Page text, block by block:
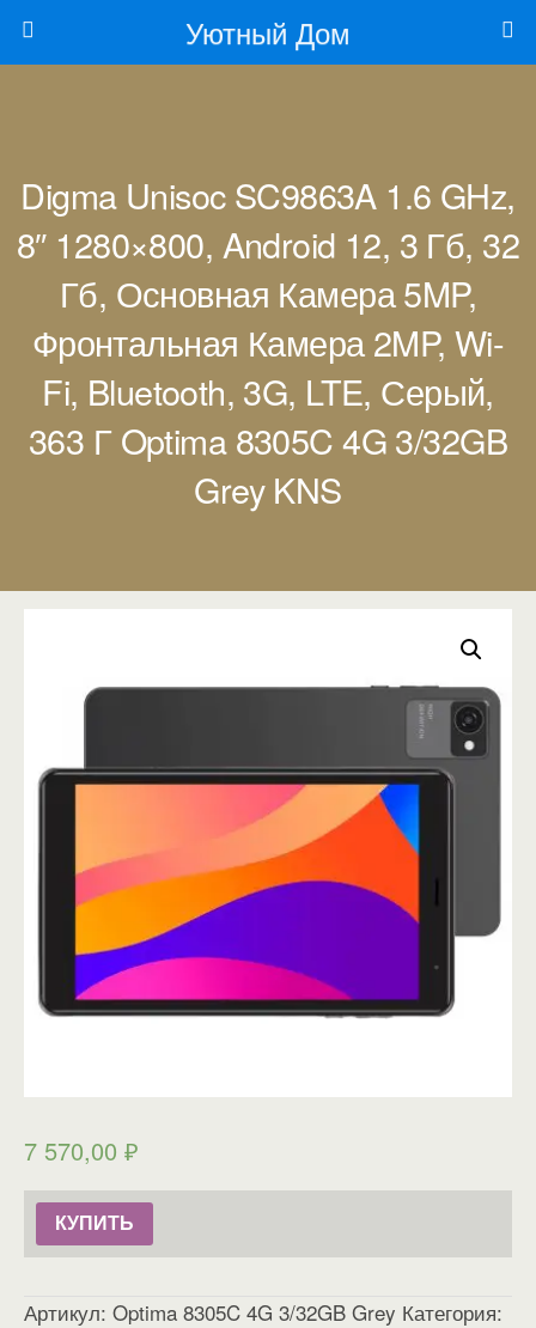
Уютный Дом
Digma Unisoc SC9863A 1.6 GHz,
8″ 1280×800, Android 12, 3 Гб, 32
Гб, Основная Камера 5MP,
Фронтальная Камера 2MP, Wi-
Fi, Bluetooth, 3G, LTE, Серый,
363 Г Optima 8305C 4G 3/32GB
Grey KNS
7 570,00 ₽
КУПИТЬ
Артикул: Optima 8305C 4G 3/32GB Grey Категория: